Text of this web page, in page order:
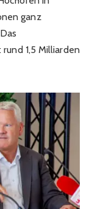
ganz
1,5 Milliarden